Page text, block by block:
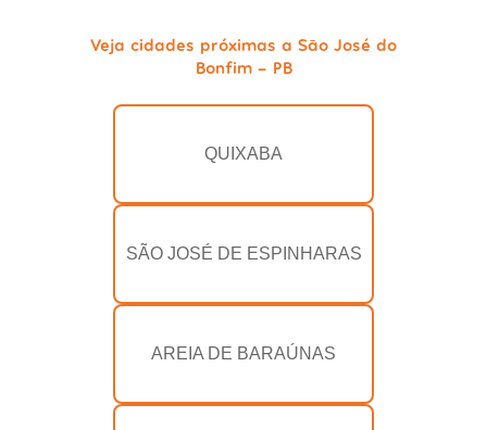
Veja cidades próximas a São José do
Bonfim - PB
QUIXABA
SÃO JOSÉ DE ESPINHARAS
AREIA DE BARAÚNAS